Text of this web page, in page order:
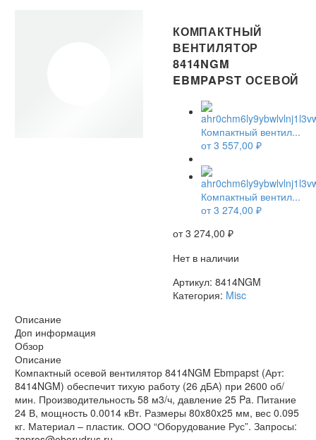
КОМПАКТНЫЙ
ВЕНТИЛЯТОР
8414NGM
EBMPAPST ОСЕВОЙ
Компактный вентил...
от3 557,00 ₽
Компактный вентил...
от3 274,00 ₽
от3 274,00 ₽
Нет в наличии
Артикул: 8414NGM
Категория: Misc
Описание
Доп информация
Обзор
Описание
Компактный осевой вентилятор 8414NGM Ebmpapst (Арт:
8414NGM) обеспечит тихую работу (26 дБА) при 2600 об/
мин. Производительность 58 м3/ч, давление 25 Pa. Питание
24 В, мощность 0.0014 кВт. Размеры 80x80x25 мм, вес 0.095
кг. Материал – пластик. ООО “Оборудование Рус”. Запросы: